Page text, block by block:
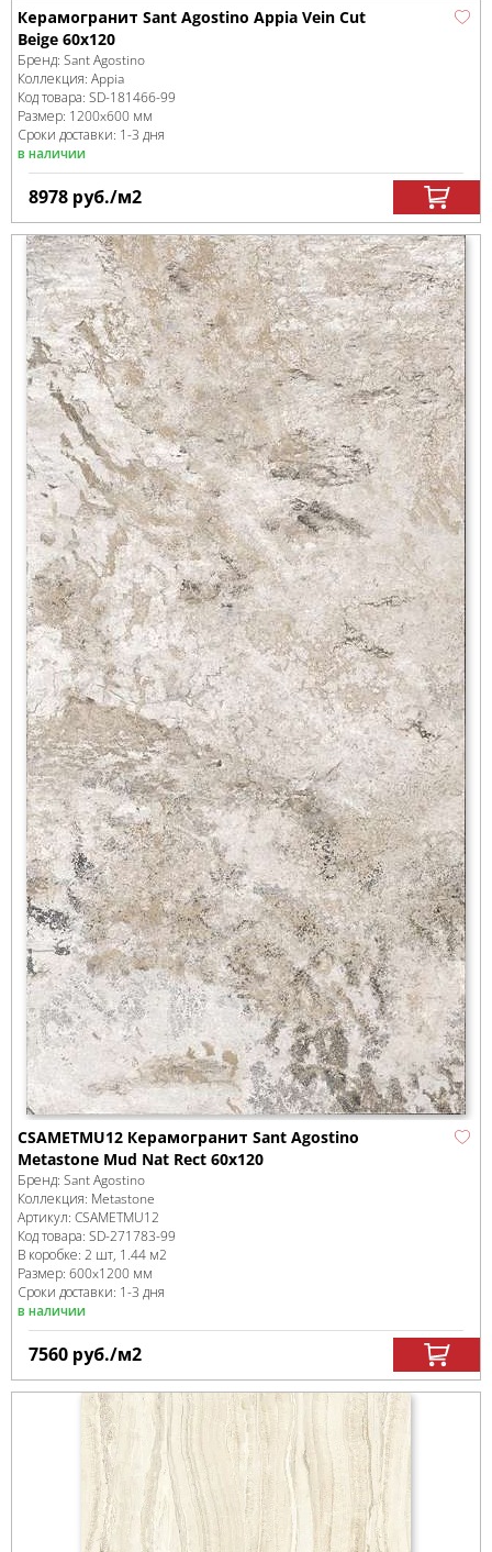
Керамогранит Sant Agostino Appia Vein Cut
Beige 60x120
Бренд: Sant Agostino
Коллекция: Appia
Код товара: SD-181466-99
Размер: 1200x600 мм
Сроки доставки: 1-3 дня
в наличии
8978 руб./м2
CSAMETMU12 Керамогранит Sant Agostino
Metastone Mud Nat Rect 60x120
Бренд: Sant Agostino
Коллекция: Metastone
Артикул: CSAMETMU12
Код товара: SD-271783-99
В коробке: 2 шт, 1.44 м2
Размер: 600x1200 мм
Сроки доставки: 1-3 дня
в наличии
7560 руб./м2